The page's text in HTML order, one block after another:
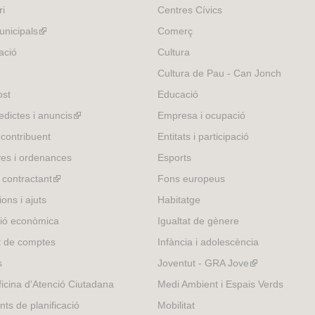
(link
i anuncis(link
i ordenances
(link
i ajuts
econòmica
de comptes
d'Atenció Ciutadana
de planificació
Centres Cívics
Comerç
Cultura
Cultura de Pau - Can Jonch
Educació
Empresa i ocupació
Entitats i participació
Esports
Fons europeus
Habitatge
Igualtat de gènere
Infància i adolescència
Joventut - GRA Jove(link
is
Medi Ambient i Espais Verds
Mobilitat